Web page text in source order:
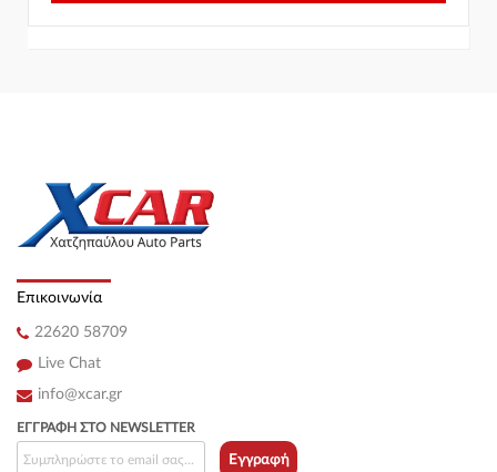
Επικοινωνία
22620 58709
Live Chat
info@xcar.gr
ΕΓΓΡΑΦΉ ΣΤΟ NEWSLETTER
Εγγραφή